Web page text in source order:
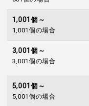
1,001個～
1,001個の場合
3,001個～
3,001個の場合
5,001個～
5,001個の場合